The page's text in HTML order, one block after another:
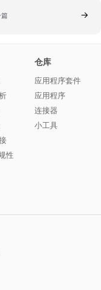
性
仓库
应用程序套件
应用程序
连接器
小工具